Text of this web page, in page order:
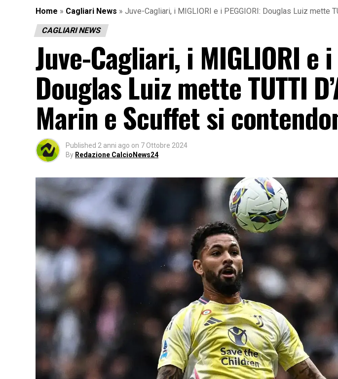
Home » Cagliari News » Juve-Cagliari, i MIGLIORI e i PEGGIORI: Douglas Luiz mette
CAGLIARI NEWS
Juve-Cagliari, i MIGLIORI e i
Douglas Luiz mette TUTTI
Marin e Scuffet si
Published 2 anni ago on 7 Ottobre 2024
By Redazione CalcioNews24